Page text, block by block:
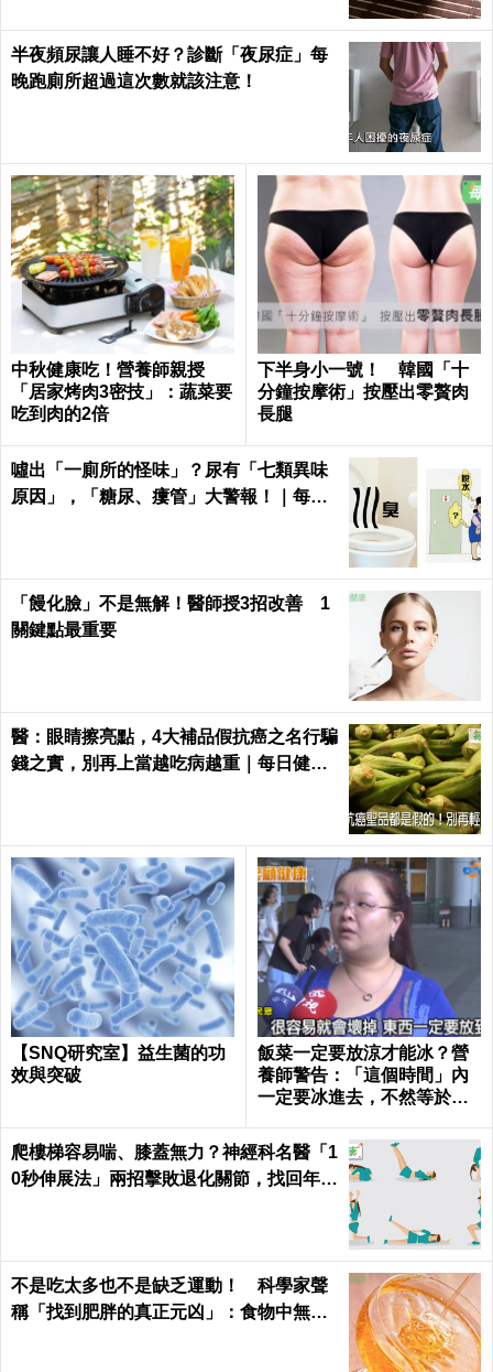
半夜頻尿讓人睡不好？診斷「夜尿症」每
晚跑廁所超過這次數就該注意！
中秋健康吃！營養師親授
「居家烤肉3密技」：蔬菜要
吃到肉的2倍
下半身小一號！ 韓國「十
分鐘按摩術」按壓出零贅肉
長腿
噓出「一廁所的怪味」？尿有「七類異味
原因」，「糖尿、瘻管」大警報！｜每日
「饅化臉」不是無解！醫師授3招改善 1
關鍵點最重要
醫：眼睛擦亮點，4大補品假抗癌之名行騙
錢之實，別再上當越吃病越重｜每日健康
【SNQ研究室】益生菌的功
效與突破
飯菜一定要放涼才能冰？營
養師警告：「這個時間」內
一定要冰進去，不然等於活
alth
爬樓梯容易喘、膝蓋無力？神經科名醫「1
0秒伸展法」兩招擊敗退化關節，找回年輕
不是吃太多也不是缺乏運動！ 科學家聲
稱「找到肥胖的真正元凶」：食物中無處